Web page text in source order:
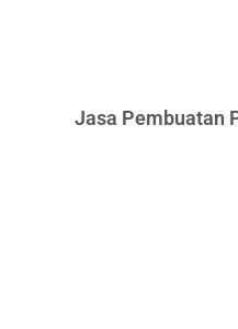
Jasa Pembuatan